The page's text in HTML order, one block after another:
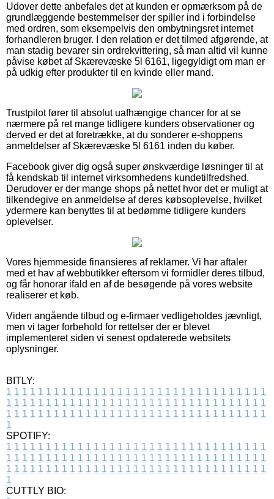
Udover dette anbefales det at kunden er opmærksom på de
grundlæggende bestemmelser der spiller ind i forbindelse
med ordren, som eksempelvis den ombytningsret internet
forhandleren bruger. I den relation er det tilmed afgørende, at
man stadig bevarer sin ordrekvittering, så man altid vil kunne
påvise købet af Skærevæske 5l 6161, ligegyldigt om man er
på udkig efter produkter til en kvinde eller mand.
Trustpilot fører til absolut uafhængige chancer for at se
nærmere på ret mange tidligere kunders observationer og
derved er det at foretrække, at du sonderer e-shoppens
anmeldelser af Skærevæske 5l 6161 inden du køber.
Facebook giver dig også super ønskværdige løsninger til at
få kendskab til internet virksomhedens kundetilfredshed.
Derudover er der mange shops på nettet hvor det er muligt at
tilkendegive en anmeldelse af deres købsoplevelse, hvilket
ydermere kan benyttes til at bedømme tidligere kunders
oplevelser.
Vores hjemmeside finansieres af reklamer. Vi har aftaler
med et hav af webbutikker eftersom vi formidler deres tilbud,
og får honorar ifald en af de besøgende på vores website
realiserer et køb.
Viden angående tilbud og e-firmaer vedligeholdes jævnligt,
men vi tager forbehold for rettelser der er blevet
implementeret siden vi senest opdaterede websitets
oplysninger.
BITLY:
1 1 1 1 1 1 1 1 1 1 1 1 1 1 1 1 1 1 1 1 1 1 1 1 1 1 1 1 1 1 1 1 1
1 1 1 1 1 1 1 1 1 1 1 1 1 1 1 1 1 1 1 1 1 1 1 1 1 1 1 1 1 1 1 1 1
1 1 1 1 1 1 1 1 1 1 1 1 1 1 1 1 1 1 1 1 1 1 1 1 1 1 1 1 1 1 1 1 1
1
SPOTIFY:
1 1 1 1 1 1 1 1 1 1 1 1 1 1 1 1 1 1 1 1 1 1 1 1 1 1 1 1 1 1 1 1 1
1 1 1 1 1 1 1 1 1 1 1 1 1 1 1 1 1 1 1 1 1 1 1 1 1 1 1 1 1 1 1 1 1
1 1 1 1 1 1 1 1 1 1 1 1 1 1 1 1 1 1 1 1 1 1 1 1 1 1 1 1 1 1 1 1 1
1
CUTTLY BIO: